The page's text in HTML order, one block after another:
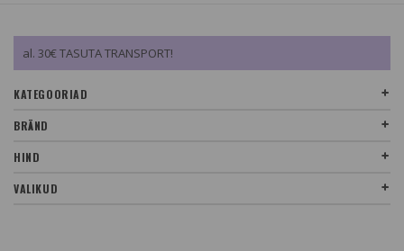
al. 30€ TASUTA TRANSPORT!
KATEGOORIAD
BRÄND
HIND
VALIKUD